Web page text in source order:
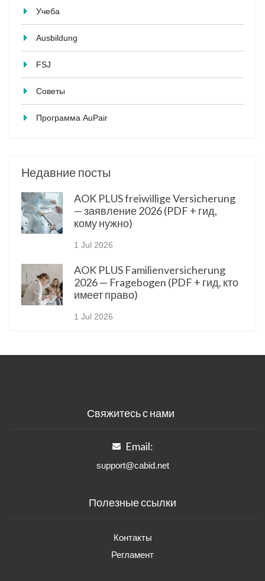
Учеба
Ausbildung
FSJ
Советы
Программа AuPair
Недавние посты
AOK PLUS freiwillige Versicherung
— заявление 2026 (PDF + гид,
кому нужно)
1 Jul 2026
AOK PLUS Familienversicherung
2026 — Fragebogen (PDF + гид, кто
имеет право)
1 Jul 2026
Свяжитесь с нами
Email:
support@cabid.net
Полезные ссылки
Контакты
Регламент